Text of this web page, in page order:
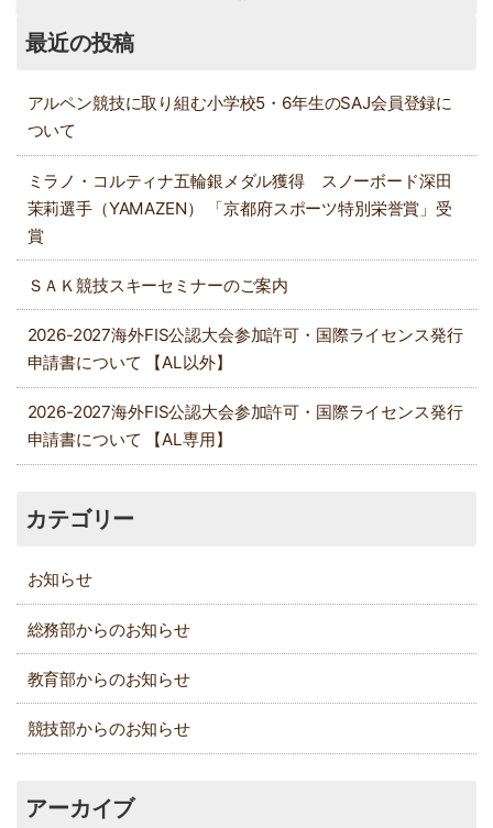
最近の投稿
アルペン競技に取り組む小学校5・6年生のSAJ会員登録に
ついて
ミラノ・コルティナ五輪銀メダル獲得 スノーボード深田
茉莉選手（YAMAZEN） 「京都府スポーツ特別栄誉賞」受
賞
ＳＡＫ競技スキーセミナーのご案内
2026-2027海外FIS公認大会参加許可・国際ライセンス発行
申請書について 【AL以外】
2026-2027海外FIS公認大会参加許可・国際ライセンス発行
申請書について 【AL専用】
カテゴリー
お知らせ
総務部からのお知らせ
教育部からのお知らせ
競技部からのお知らせ
アーカイブ